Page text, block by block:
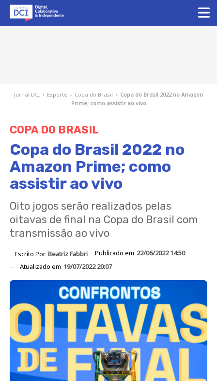
Jornal DCI › Esporte › Copa do Brasil › Copa do Brasil 2022 no Amazon
Prime; como assistir ao vivo
COPA DO BRASIL
Copa do Brasil 2022 no
Amazon Prime; como
assistir ao vivo
Oito jogos serão realizados pelas
oitavas de final na Copa do Brasil com
transmissão ao vivo
Escrito Por Beatriz Fabbri Publicado em 22/06/2022 14:50
Atualizado em 19/07/2022 20:07